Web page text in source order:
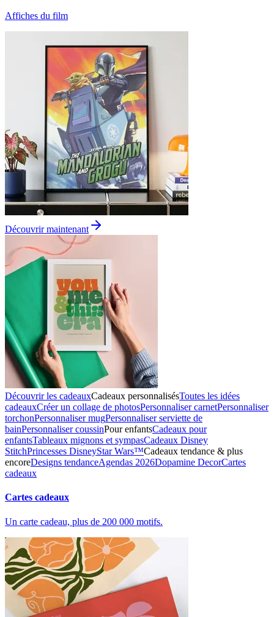
Affiches du film
Découvrir maintenant
Découvrir les cadeauxCadeaux personnalisésToutes les idées
cadeauxCréer un collage de photosPersonnaliser carnetPersonnaliser
torchonPersonnaliser mugPersonnaliser serviette de
bainPersonnaliser coussinPour enfantsCadeaux pour
enfantsTableaux mignons et sympasCadeaux Disney
StitchPrincesses DisneyStar Wars™Cadeaux tendance & plus
encoreDesigns tendanceAgendas 2026Dopamine DecorCartes
cadeaux
Cartes cadeaux
Un carte cadeau, plus de 200 000 motifs.